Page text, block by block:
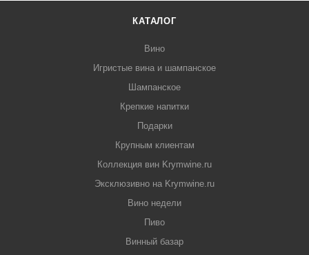
КАТАЛОГ
Вино
Игристые вина и шампанское
Шампанское
Крепкие напитки
Подарки
Крупным клиентам
Коллекция вин Krymwine.ru
Эксклюзивно на Krymwine.ru
Вино недели
Пиво
Винный базар